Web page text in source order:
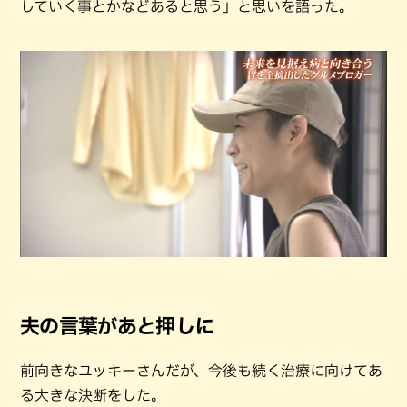
していく事とかなどあると思う」と思いを語った。
夫の言葉があと押しに
前向きなユッキーさんだが、今後も続く治療に向けてあ
る大きな決断をした。